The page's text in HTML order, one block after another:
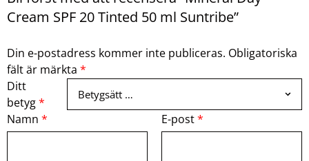
Cream SPF 20 Tinted 50 ml Suntribe”
Din e-postadress kommer inte publiceras. Obligatoriska
fält är märkta *
Ditt
betyg*
Namn * E-post*